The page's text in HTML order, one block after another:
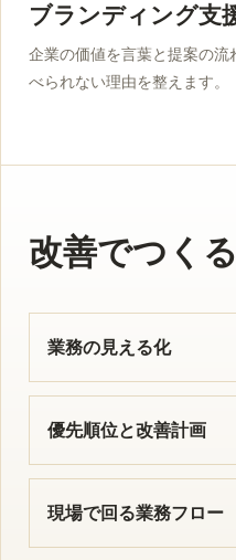
ブランディング支
企業の価値を言葉と提案の流
べられない理由を整えます。
改善でつく
業務の見える化
優先順位と改善計画
現場で回る業務フロー